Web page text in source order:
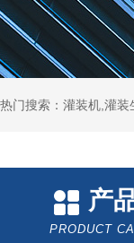
热门搜索：灌装机,灌
产
PRODUCT